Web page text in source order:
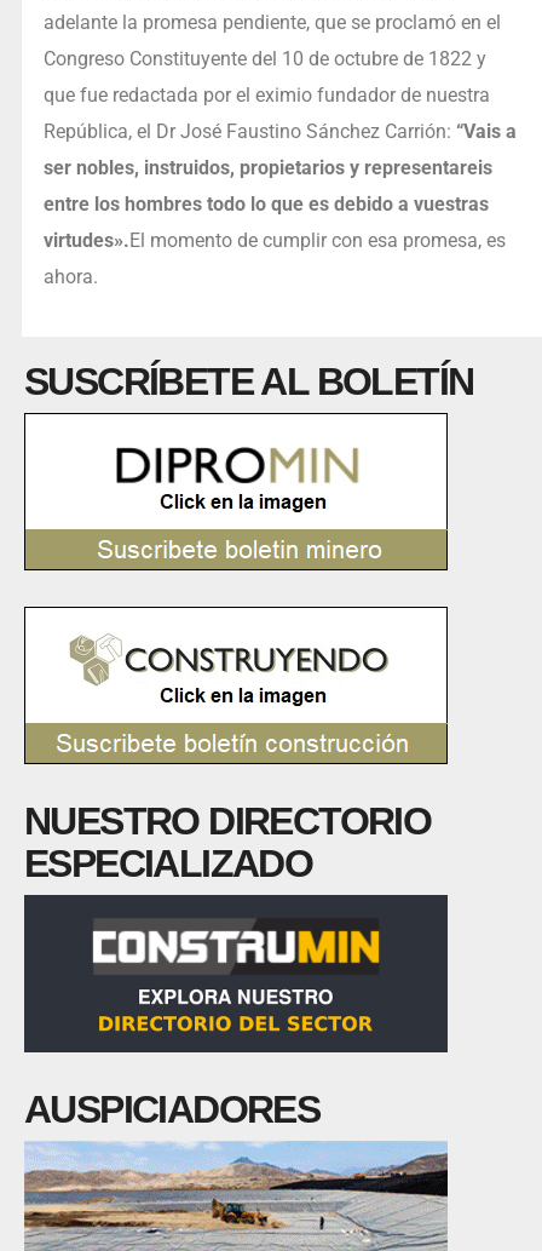
adelante la promesa pendiente, que se proclamó en el
Congreso Constituyente del 10 de octubre de 1822 y
que fue redactada por el eximio fundador de nuestra
República, el Dr José Faustino Sánchez Carrión: “Vais a
ser nobles, instruidos, propietarios y representareis
entre los hombres todo lo que es debido a vuestras
virtudes». El momento de cumplir con esa promesa, es
ahora.
SUSCRÍBETE AL BOLETÍN
NUESTRO DIRECTORIO
ESPECIALIZADO
AUSPICIADORES